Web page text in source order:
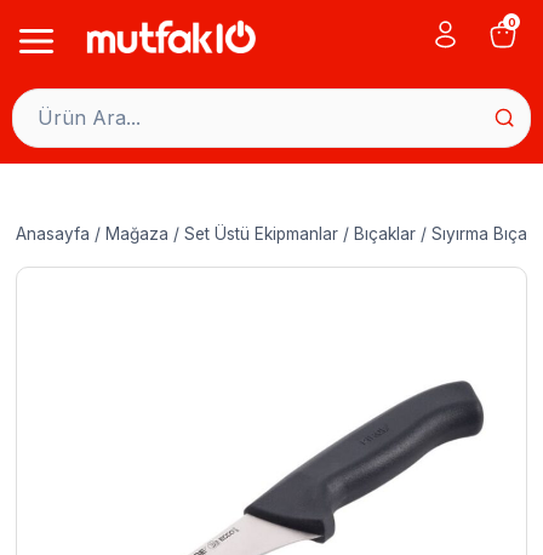
0
Anasayfa / Mağaza / Set Üstü Ekipmanlar / Bıçaklar / Sıyırma